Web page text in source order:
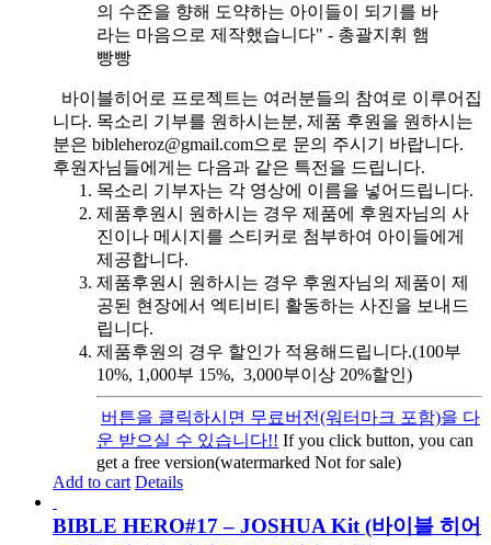
의 수준을 향해 도약하는 아이들이 되기를 바
라는 마음으로 제작했습니다" - 총괄지휘 햄
빵빵
바이블히어로 프로젝트는 여러분들의 참여로 이루어집
니다. 목소리 기부를 원하시는분, 제품 후원을 원하시는
분은 bibleheroz@gmail.com으로 문의 주시기 바랍니다.
후원자님들에게는 다음과 같은 특전을 드립니다.
목소리 기부자는 각 영상에 이름을 넣어드립니다.
제품후원시 원하시는 경우 제품에 후원자님의 사
진이나 메시지를 스티커로 첨부하여 아이들에게
제공합니다.
제품후원시 원하시는 경우 후원자님의 제품이 제
공된 현장에서 엑티비티 활동하는 사진을 보내드
립니다.
제품후원의 경우 할인가 적용해드립니다.(100부
10%, 1,000부 15%, 3,000부이상 20%할인)
버튼을 클릭하시면 무료버전(워터마크 포함)을 다
운 받으실 수 있습니다!! If you click button, you can
get a free version(watermarked Not for sale)
Add to cart Details
BIBLE HERO#17 – JOSHUA Kit (바이블 히어